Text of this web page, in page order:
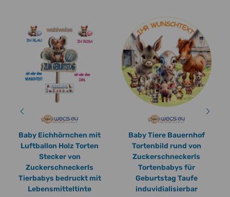
Baby Eichhörnchen mit
Luftballon Holz Torten
Stecker von
Zuckerschneckerls
Tierbabys bedruckt mit
Lebensmitteltinte
Baby Tiere Bauernhof
Tortenbild rund von
Zuckerschneckerls
Tortenbabys für
Geburtstag Taufe
induvidialisierbar